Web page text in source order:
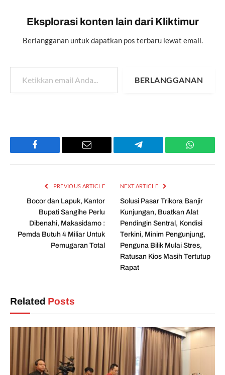
Eksplorasi konten lain dari Kliktimur
Berlangganan untuk dapatkan pos terbaru lewat email.
Ketikkan email Anda...
BERLANGGANAN
Facebook Email Telegram
PREVIOUS ARTICLE
Bocor dan Lapuk, Kantor
Bupati Sangihe Perlu
Dibenahi, Makasidamo :
Pemda Butuh 4 Miliar Untuk
Pemugaran Total
NEXT ARTICLE
Solusi Pasar Trikora Banjir
Kunjungan, Buatkan Alat
Pendingin Sentral, Kondisi
Terkini, Minim Pengunjung,
Penguna Bilik Mulai Stres,
Ratusan Kios Masih Tertutup
Rapat
Related Posts